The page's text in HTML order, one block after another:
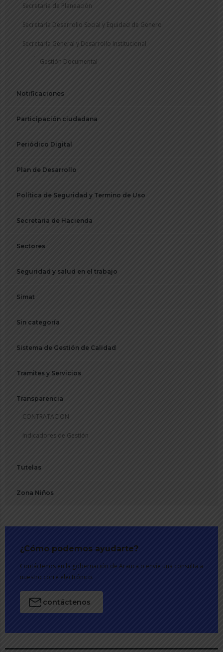
Secretaría de Planeación
Secretaría Desarrollo Social y Equidad de Genero
Secretaría General y Desarrollo Institucional
Gestión Documental
Notificaciones
Participación ciudadana
Periódico Digital
Plan de Desarrollo
Política de Seguridad y Termino de Uso
Secretaria de Hacienda
Sectores
Seguridad y salud en el trabajo
Simat
Sin categoría
Sistema de Gestión de Calidad
Tramites y Servicios
Transparencia
CONTRATACION
Indicadores de Gestión
Tutelas
Zona Niños
¿Cómo podemos ayudarte?
Contáctenos en la gobernación de Arauca o envíe una consulta a
nuestro corre electrónico.
contáctenos